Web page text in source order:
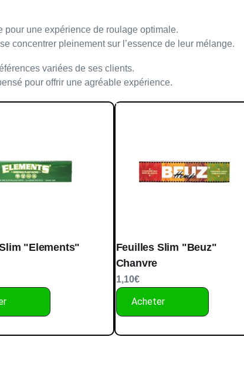
pour une expérience de roulage optimale.
concentrer pleinement sur l’essence de leur mélange.
variées de ses clients.
pour offrir une agréable expérience.
"Elements"
Feuilles Slim "Beuz"
Chanvre
1,10€
Acheter